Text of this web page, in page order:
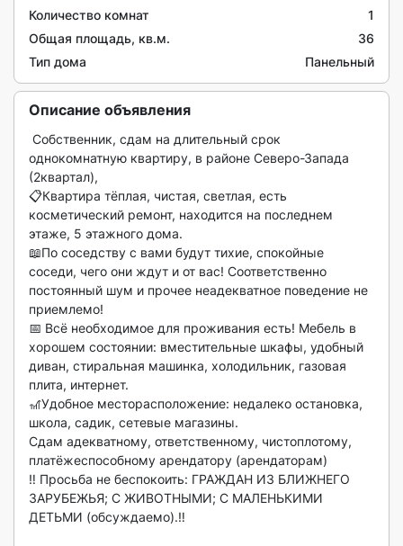
Количество комнат
1
Общая площадь, кв.м.
36
Тип дома
Панельный
Описание объявления
однокомнатную квартиру, в районе Северо-Запада
(2квартал),
📋Квартира тёплая, чистая, светлая, есть
косметический ремонт, находится на последнем
этаже, 5 этажного дома.
📖По соседству с вами будут тихие, спокойные
соседи, чего они ждут и от вас! Соответственно
постоянный шум и прочее неадекватное поведение не
приемлемо!
📅 Всё необходимое для проживания есть! Мебель в
хорошем состоянии: вместительные шкафы, удобный
диван, стиральная машинка, холодильник, газовая
плита, интернет.
🎢Удобное месторасположение: недалеко остановка,
школа, садик, сетевые магазины.
Сдам адекватному, ответственному, чистоплотому,
платёжеспособному арендатору (арендаторам)
‼ Просьба не беспокоить: ГРАЖДАН ИЗ БЛИЖНЕГО
ЗАРУБЕЖЬЯ; С ЖИВОТНЫМИ; С МАЛЕНЬКИМИ
ДЕТЬМИ (обсуждаемо).‼